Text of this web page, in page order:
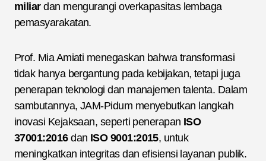
miliardan mengurangi overkapasitas lembaga
pemasyarakatan.
Prof. Mia Amiati menegaskan bahwa transformasi
tidak hanya bergantung pada kebijakan, tetapi juga
penerapan teknologi dan manajemen talenta. Dalam
sambutannya, JAM-Pidum menyebutkan langkah
inovasi Kejaksaan, seperti penerapan ISO
37001:2016dan ISO 9001:2015, untuk
meningkatkan integritas dan efisiensi layanan publik.